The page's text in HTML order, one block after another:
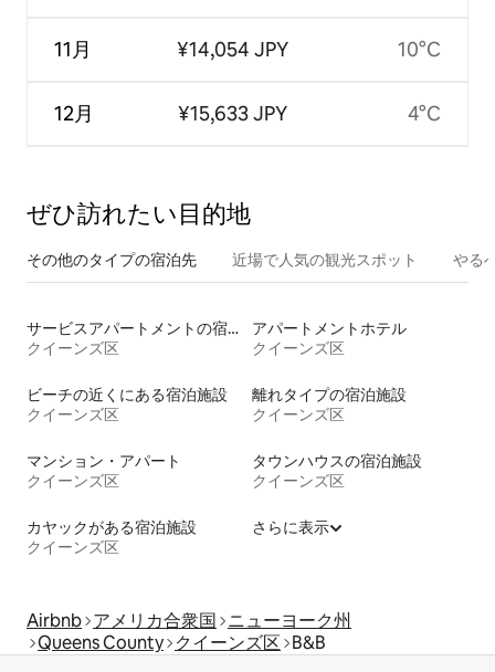
11月
12月
¥14,054 JPY
¥15,633 JPY
10°C
4°C
ぜひ訪⁠れ⁠た⁠い目⁠的⁠地
その他のタ⁠イ⁠プ⁠の宿⁠泊⁠先 近場で人気の観光スポット やる
サービスアパートメントの宿泊施設
クイーンズ区
アパートメントホテル
クイーンズ区
ビーチの近くにある宿泊施設
クイーンズ区
離れタイプの宿泊施設
クイーンズ区
マンション・アパート
クイーンズ区
タウンハウスの宿泊施設
クイーンズ区
カヤックがある宿泊施設
クイーンズ区
さらに表示
Airbnb アメリカ合衆国 ニューヨーク州
Queens County クイーンズ区 B&B